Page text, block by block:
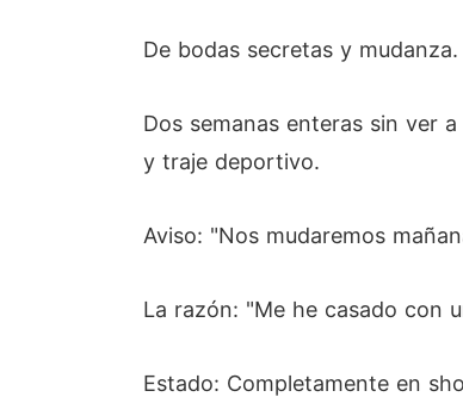
De bodas secretas y mudanza.
Dos semanas enteras sin ver
y traje deportivo.
Aviso: "Nos mudaremos
La razón: "Me he casado con
Estado: Completamente en